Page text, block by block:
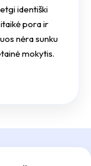
identiški
pora ir
nėra sunku
mokytis.